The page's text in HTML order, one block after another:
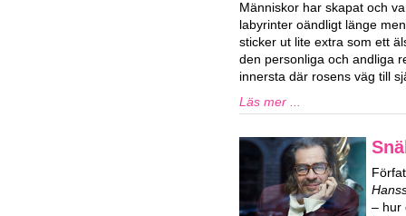
Människor har skapat och
labyrinter oändligt länge
sticker ut lite extra som ett
den personliga och andliga
innersta där rosens väg till
Läs mer ...
– hur